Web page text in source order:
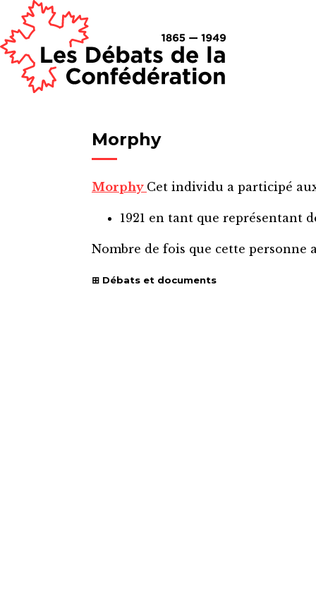
Morphy
Morphy Cet individu a participé
1921 en tant que représentant
Nombre de fois que cette personne
Débats et documents